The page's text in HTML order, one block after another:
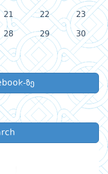
21 22 23
28 29 30
ზე